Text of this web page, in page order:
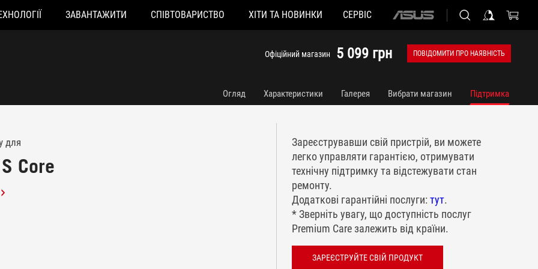
ЗАВАНТАЖИТИ СПІВТОВАРИСТВО ХІТИ ТА НОВИНКИ СЕРВІС
ASUS
Офіційний магазин 5 099 грн ПОВІДОМИТИ ПРО НАЯВНІСТЬ
Огляд Характеристики Галерея Вибрати магазин Підтримка
для
Core
Зареєструвавши свій пристрій, ви можете
легко управляти гарантією, отримувати
технічну підтримку та відстежувати стан
ремонту.
Додаткові гарантійні послуги: тут.
* Зверніть увагу, що доступність послуг
Premium Care залежить від країни.
ЗАРЕЄСТРУЙТЕ СВІЙ ПРОДУКТ